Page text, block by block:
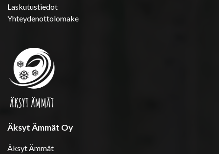
Laskutustiedot
Yhteydenottolomake
Äksyt Ämmät Oy
Äksyt Ämmät